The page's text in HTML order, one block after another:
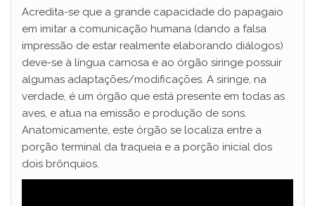
Acredita-se que a grande capacidade do papagaio
em imitar a comunicação humana (dando a falsa
impressão de estar realmente elaborando diálogos)
deve-se à língua carnosa e ao órgão siringe possuir
algumas adaptações/modificações. A siringe, na
verdade, é um órgão que está presente em todas as
aves, e atua na emissão e produção de sons.
Anatomicamente, este órgão se localiza entre a
porção terminal da traqueia e a porção inicial dos
dois brônquios.